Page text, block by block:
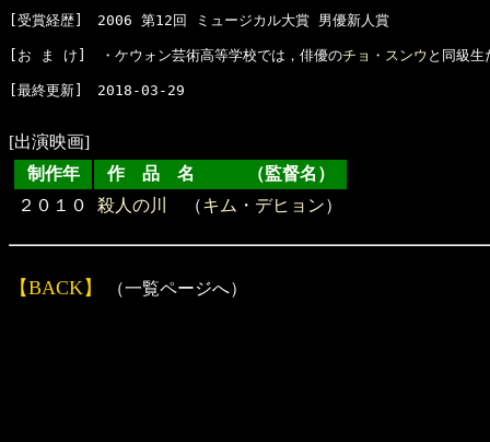
[受賞経歴]　2006 第12回 ミュージカル大賞 男優新人賞
[お ま け]　・ケウォン芸術高等学校では，俳優のチョ・スンウ と同級生
[最終更新]　2018-03-29
[出演映画]
制作年
作 品 名 （監督名）
２０１０
殺人の川 （キム・デヒョン）
【BACK】 （一覧ページへ）